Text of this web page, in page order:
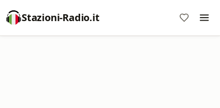
Stazioni-Radio.it